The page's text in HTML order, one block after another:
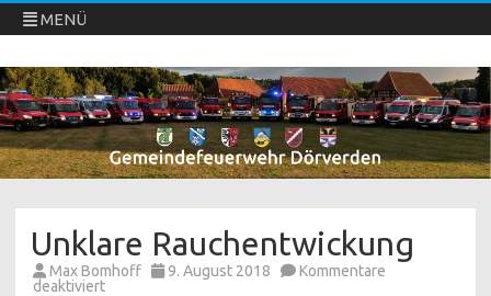
MENÜ
Freiwillige Feuerwehren Dörverden
Direkt
zum
Inhalt
springen
Unklare Rauchentwickung
Max Bomhoff 9. August 2018
Kommentare
deaktiviertfür